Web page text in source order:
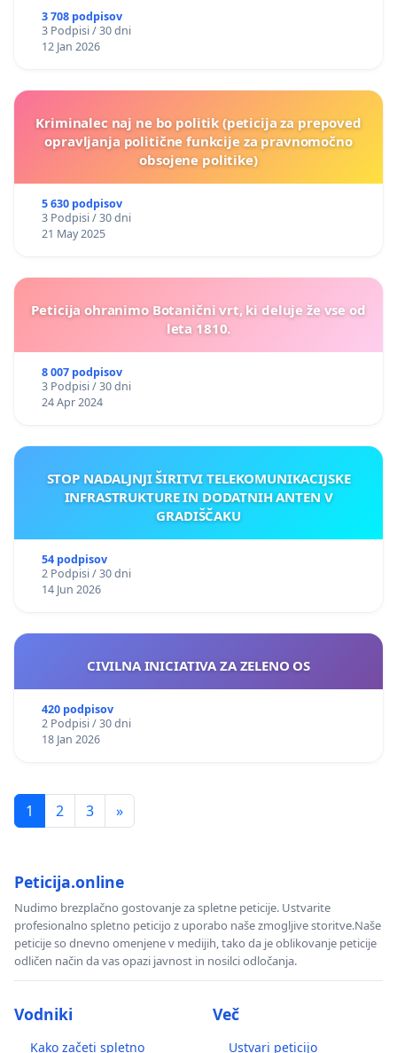
3 708 podpisov
3 Podpisi / 30 dni
12 Jan 2026
Kriminalec naj ne bo politik (peticija za prepoved
opravljanja politične funkcije za pravnomočno
obsojene politike)
5 630 podpisov
3 Podpisi / 30 dni
21 May 2025
Peticija ohranimo Botanični vrt, ki deluje že vse od
leta 1810.
8 007 podpisov
3 Podpisi / 30 dni
24 Apr 2024
STOP NADALJNJI ŠIRITVI TELEKOMUNIKACIJSKE
INFRASTRUKTURE IN DODATNIH ANTEN V
GRADIŠČAKU
54 podpisov
2 Podpisi / 30 dni
14 Jun 2026
CIVILNA INICIATIVA ZA ZELENO OS
420 podpisov
2 Podpisi / 30 dni
18 Jan 2026
1 2 3 »
Peticija.online
Nudimo brezplačno gostovanje za spletne peticije. Ustvarite
profesionalno spletno peticijo z uporabo naše zmogljive storitve.Naše
peticije so dnevno omenjene v medijih, tako da je oblikovanje peticije
odličen način da vas opazi javnost in nosilci odločanja.
Vodniki
Kako začeti spletno
Več
Ustvari peticijo